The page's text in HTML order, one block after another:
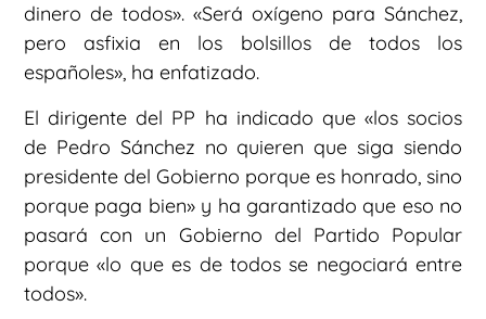
dinero de todos». «Será oxígeno para Sánchez,
pero asfixia en los bolsillos de todos los
españoles», ha enfatizado.
El dirigente del PP ha indicado que «los socios
de Pedro Sánchez no quieren que siga siendo
presidente del Gobierno porque es honrado, sino
porque paga bien» y ha garantizado que eso no
pasará con un Gobierno del Partido Popular
porque «lo que es de todos se negociará entre
todos».